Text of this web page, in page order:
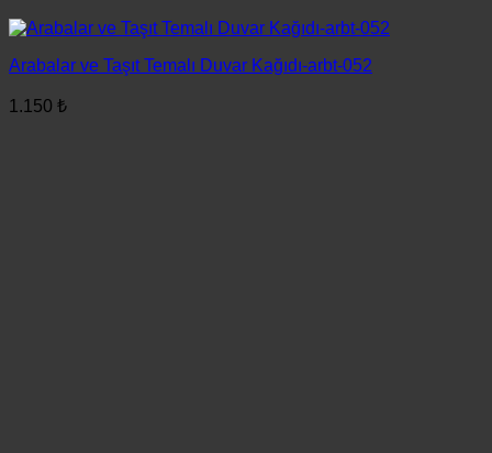
Arabalar ve Taşıt Temalı Duvar Kağıdı-arbt-052
1.150 ₺